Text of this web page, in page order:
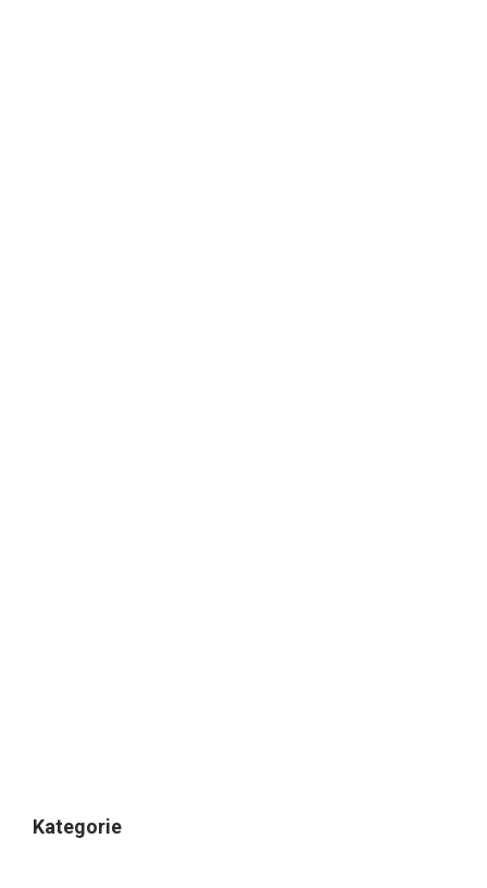
Kategorie